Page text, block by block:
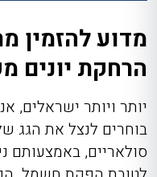
מדוע להזמין
הרחקת יונים
יותר ויותר ישראלים,
בוחרים לנצל את הגג
סולאריים, באמצעותם